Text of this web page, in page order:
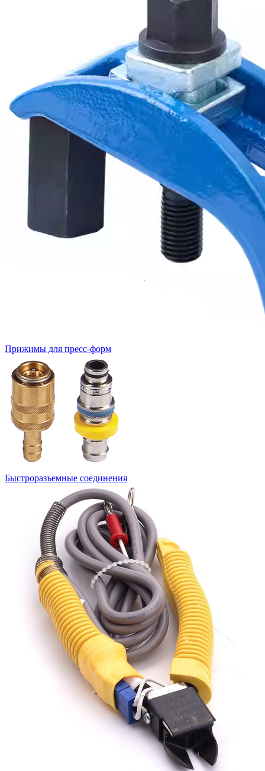
Прижимы для пресс-форм
Быстроразъемные соединения